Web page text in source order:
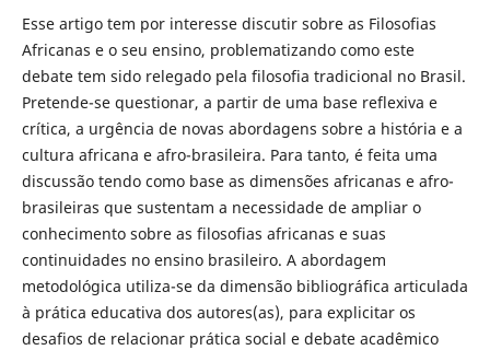
Esse artigo tem por interesse discutir sobre as Filosofias
Africanas e o seu ensino, problematizando como este
debate tem sido relegado pela filosofia tradicional no Brasil.
Pretende-se questionar, a partir de uma base reflexiva e
crítica, a urgência de novas abordagens sobre a história e a
cultura africana e afro-brasileira. Para tanto, é feita uma
discussão tendo como base as dimensões africanas e afro-
brasileiras que sustentam a necessidade de ampliar o
conhecimento sobre as filosofias africanas e suas
continuidades no ensino brasileiro. A abordagem
metodológica utiliza-se da dimensão bibliográfica articulada
à prática educativa dos autores(as), para explicitar os
desafios de relacionar prática social e debate acadêmico